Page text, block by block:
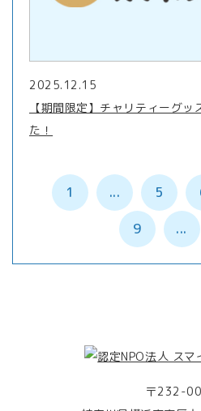
2025.12.15
【期間限定】チャリティーグ
た！
1 ... 5
9 ...
〒232-